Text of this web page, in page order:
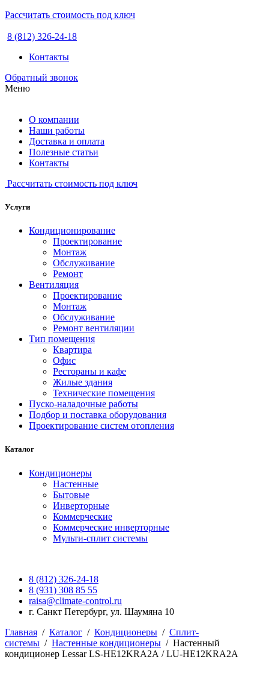
Рассчитать стоимость под ключ
8 (812) 326-24-18
Контакты
Обратный звонок
Меню
О компании
Наши работы
Доставка и оплата
Полезные статьи
Контакты
Рассчитать стоимость под ключ
Услуги
Кондиционирование
Проектирование
Монтаж
Обслуживание
Ремонт
Вентиляция
Проектирование
Монтаж
Обслуживание
Ремонт вентиляции
Тип помещения
Квартира
Офис
Рестораны и кафе
Жилые здания
Технические помещения
Пуско-наладочные работы
Подбор и поставка оборудования
Проектирование систем отопления
Каталог
Кондиционеры
Настенные
Бытовые
Инверторные
Коммерческие
Коммерческие инверторные
Мульти-сплит системы
8 (812) 326-24-18
8 (931) 308 85 55
raisa@climate-control.ru
г. Санкт Петербург, ул. Шаумяна 10
Главная / Каталог / Кондиционеры / Сплит-
системы / Настенные кондиционеры / Настенный
кондиционер Lessar LS-HE12KRA2А / LU-HE12KRA2А